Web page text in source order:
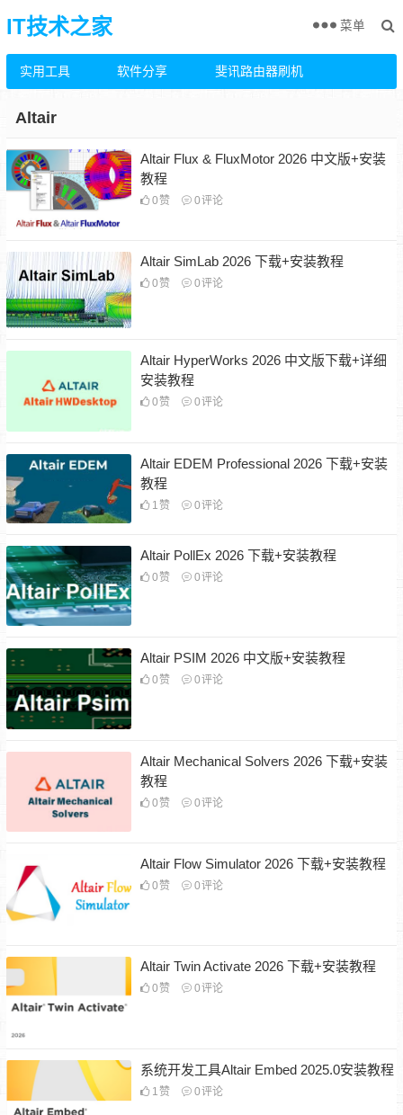
IT技术之家
实用工具 软件分享 斐讯路由器刷机
菜单
Altair
Altair Flux & FluxMotor 2026 中文版+安装
教程
0 赞 0评论
Altair SimLab 2026 下载+安装教程
0 赞 0评论
Altair HyperWorks 2026 中文版下载+详细
安装教程
0 赞 0评论
Altair EDEM Professional 2026 下载+安装
教程
1 赞 0评论
Altair PollEx 2026 下载+安装教程
0 赞 0评论
Altair PSIM 2026 中文版+安装教程
0 赞 0评论
Altair Mechanical Solvers 2026 下载+安装
教程
0 赞 0评论
Altair Flow Simulator 2026 下载+安装教程
0 赞 0评论
Altair Twin Activate 2026 下载+安装教程
0 赞 0评论
系统开发工具Altair Embed 2025.0安装教程
1 赞 0评论